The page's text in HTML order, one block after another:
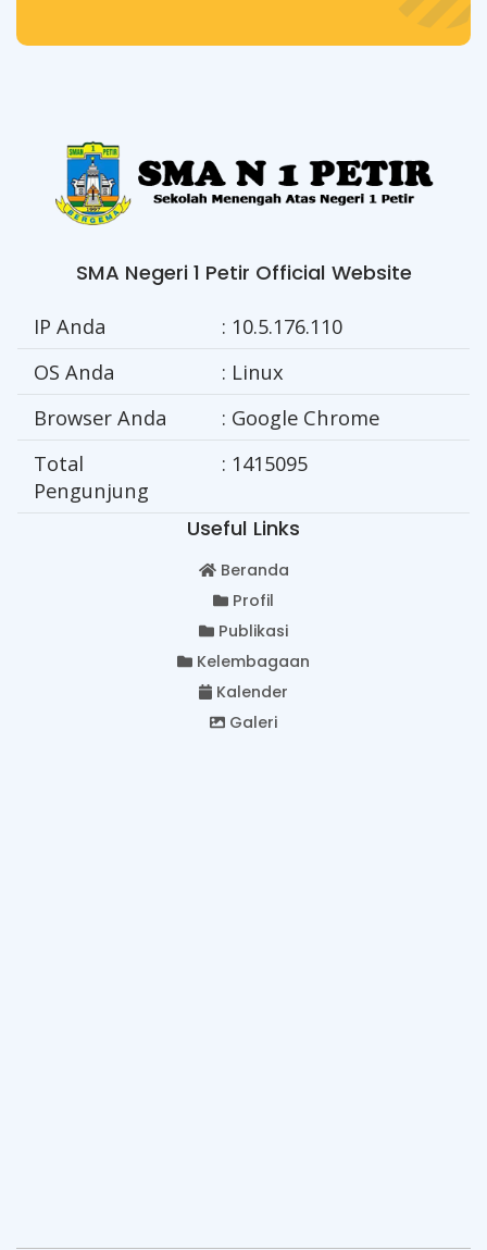
SMA Negeri 1 Petir Official Website
IP Anda
: 10.5.176.110
OS Anda
: Linux
Browser Anda
: Google Chrome
Total
Pengunjung
: 1415095
Useful Links
Beranda
Profil
Publikasi
Kelembagaan
Kalender
Galeri